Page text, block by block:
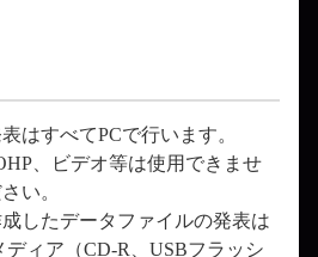
はすべてPCで行います。
、ビデオ等は使用できませ
い。
成したデータファイルの発表は
ディア（CD-R、USBフラッシ